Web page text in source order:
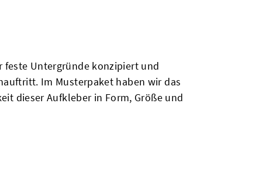
Untergründe konzipiert und
Im Musterpaket haben wir das
dieser Aufkleber in Form, Größe und